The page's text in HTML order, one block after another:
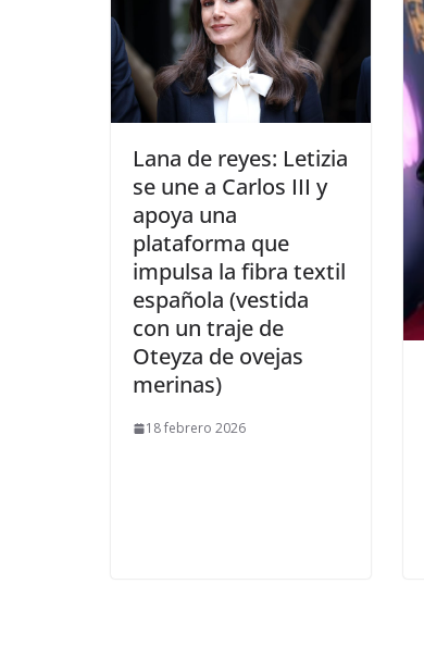
​Lana de reyes: Letizia
se une a Carlos III y
apoya una
plataforma que
impulsa la fibra textil
española (vestida
con un traje de
Oteyza de ovejas
merinas)
18 febrero 2026